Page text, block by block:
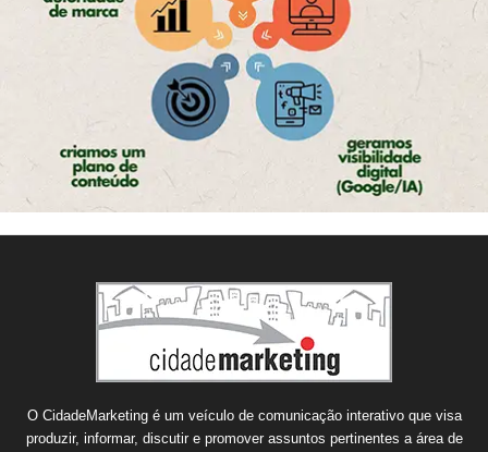
O CidadeMarketing é um veículo de comunicação interativo que visa
produzir, informar, discutir e promover assuntos pertinentes a área de